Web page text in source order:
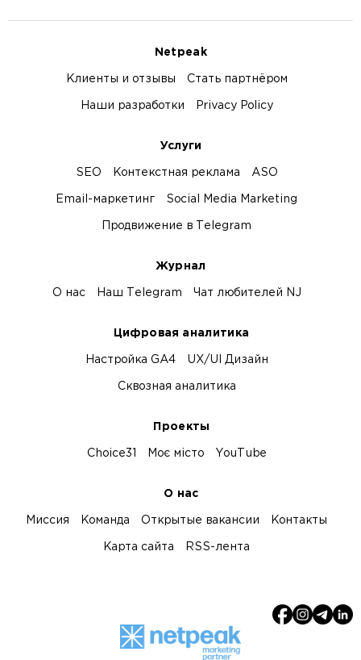
Netpeak
Клиенты и отзывы Стать партнёром
Наши разработки Privacy Policy
Услуги
SEO Контекстная реклама ASO
Email-маркетинг Social Media Marketing
Продвижение в Telegram
Журнал
О нас Наш Telegram Чат любителей NJ
Цифровая аналитика
Настройка GA4 UX/UI Дизайн
Сквозная аналитика
Проекты
Choice31 Моє місто YouTube
О нас
Миссия Команда Открытые вакансии Контакты
Карта сайта RSS-лента